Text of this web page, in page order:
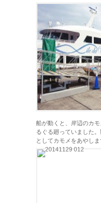
船が動くと、岸辺のカ
るぐる廻っていました
としてカモメをあやしま